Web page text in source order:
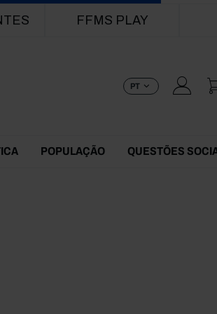
FFMS PLAY
PT
POPULAÇÃO QUESTÕES